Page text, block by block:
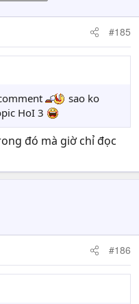
#185
sao ko
HoI 3
đó mà giờ chỉ đọc
#186